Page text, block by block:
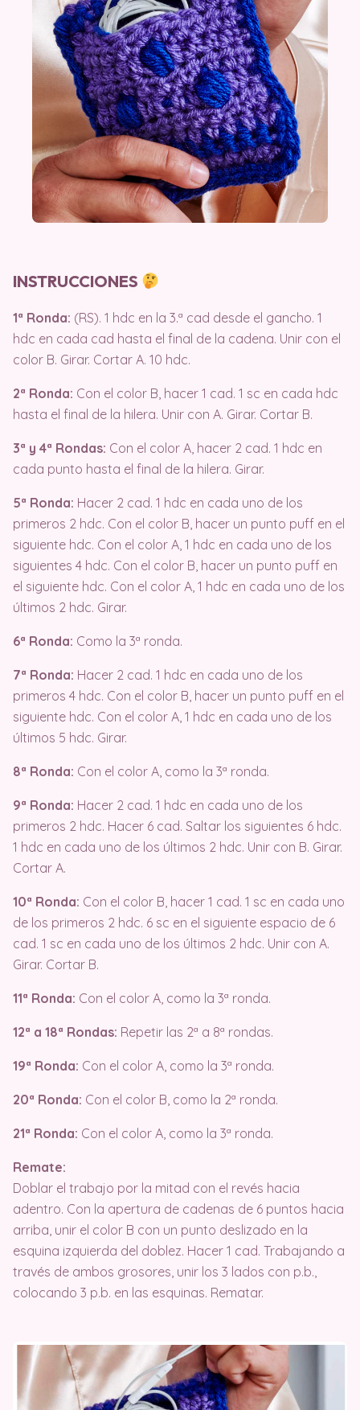
INSTRUCCIONES
1ª Ronda: (RS). 1 hdc en la 3.ª cad desde el gancho. 1
hdc en cada cad hasta el final de la cadena. Unir con el
color B. Girar. Cortar A. 10 hdc.
2ª Ronda: Con el color B, hacer 1 cad. 1 sc en cada hdc
hasta el final de la hilera. Unir con A. Girar. Cortar B.
3ª y 4ª Rondas: Con el color A, hacer 2 cad. 1 hdc en
cada punto hasta el final de la hilera. Girar.
5ª Ronda: Hacer 2 cad. 1 hdc en cada uno de los
primeros 2 hdc. Con el color B, hacer un punto puff en el
siguiente hdc. Con el color A, 1 hdc en cada uno de los
siguientes 4 hdc. Con el color B, hacer un punto puff en
el siguiente hdc. Con el color A, 1 hdc en cada uno de los
últimos 2 hdc. Girar.
6ª Ronda: Como la 3ª ronda.
7ª Ronda: Hacer 2 cad. 1 hdc en cada uno de los
primeros 4 hdc. Con el color B, hacer un punto puff en el
siguiente hdc. Con el color A, 1 hdc en cada uno de los
últimos 5 hdc. Girar.
8ª Ronda: Con el color A, como la 3ª ronda.
9ª Ronda: Hacer 2 cad. 1 hdc en cada uno de los
primeros 2 hdc. Hacer 6 cad. Saltar los siguientes 6 hdc.
1 hdc en cada uno de los últimos 2 hdc. Unir con B. Girar.
Cortar A.
10ª Ronda: Con el color B, hacer 1 cad. 1 sc en cada uno
de los primeros 2 hdc. 6 sc en el siguiente espacio de 6
cad. 1 sc en cada uno de los últimos 2 hdc. Unir con A.
Girar. Cortar B.
11ª Ronda: Con el color A, como la 3ª ronda.
12ª a 18ª Rondas: Repetir las 2ª a 8ª rondas.
19ª Ronda: Con el color A, como la 3ª ronda.
20ª Ronda: Con el color B, como la 2ª ronda.
21ª Ronda: Con el color A, como la 3ª ronda.
Remate:
Doblar el trabajo por la mitad con el revés hacia
adentro. Con la apertura de cadenas de 6 puntos hacia
arriba, unir el color B con un punto deslizado en la
esquina izquierda del doblez. Hacer 1 cad. Trabajando a
través de ambos grosores, unir los 3 lados con p.b.,
colocando 3 p.b. en las esquinas. Rematar.